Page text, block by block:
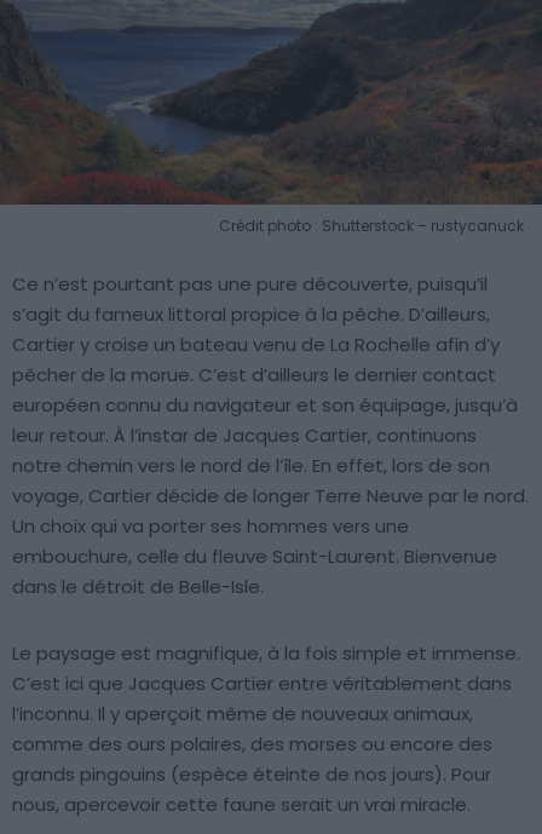
Crédit photo : Shutterstock – rustycanuck
Ce n’est pourtant pas une pure découverte, puisqu’il
s’agit du fameux littoral propice à la pêche. D’ailleurs,
Cartier y croise un bateau venu de La Rochelle afin d’y
pêcher de la morue. C’est d’ailleurs le dernier contact
européen connu du navigateur et son équipage, jusqu’à
leur retour. À l’instar de Jacques Cartier, continuons
notre chemin vers le nord de l’île. En effet, lors de son
voyage, Cartier décide de longer Terre Neuve par le nord.
Un choix qui va porter ses hommes vers une
embouchure, celle du fleuve Saint-Laurent. Bienvenue
dans le détroit de Belle-Isle.
Le paysage est magnifique, à la fois simple et immense.
C’est ici que Jacques Cartier entre véritablement dans
l’inconnu. Il y aperçoit même de nouveaux animaux,
comme des ours polaires, des morses ou encore des
grands pingouins (espèce éteinte de nos jours). Pour
nous, apercevoir cette faune serait un vrai miracle.